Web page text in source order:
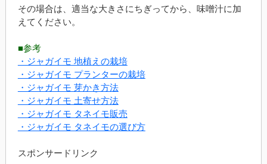
その場合は、適当な大きさにちぎってから、味噌汁に加
えてください。
■参考
・ジャガイモ 地植えの栽培
・ジャガイモ プランターの栽培
・ジャガイモ 芽かき方法
・ジャガイモ 土寄せ方法
・ジャガイモ タネイモ販売
・ジャガイモ タネイモの選び方
スポンサードリンク